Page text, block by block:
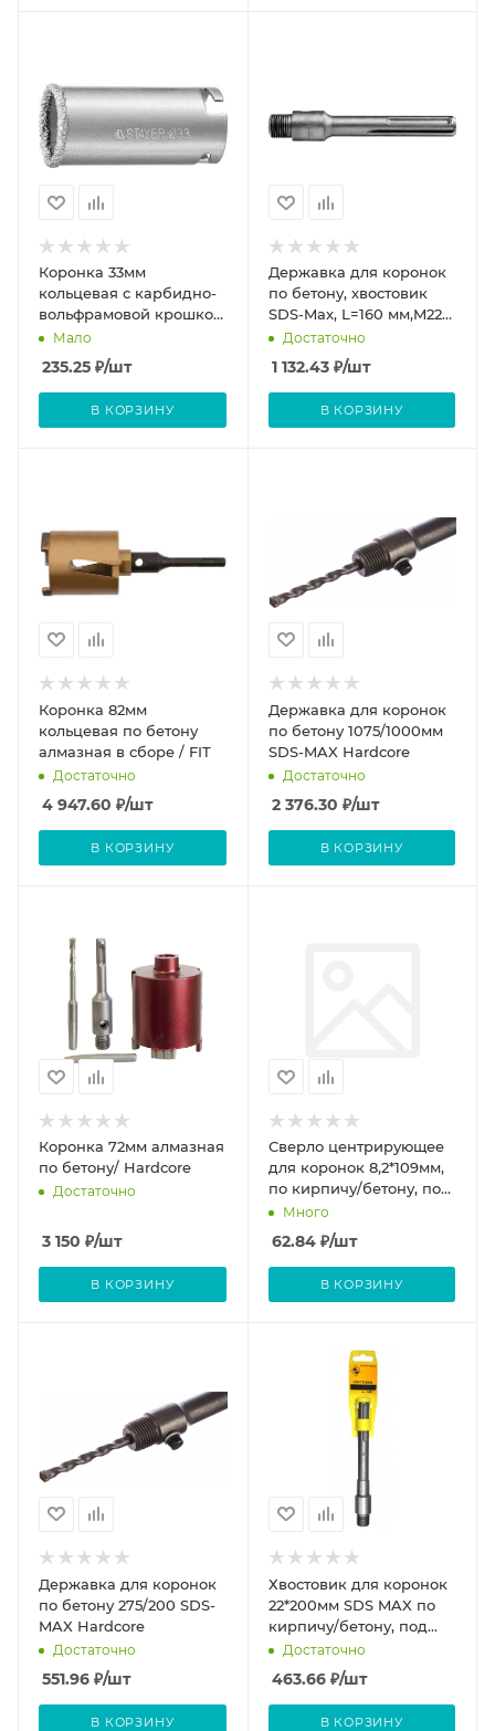
Коронка 33мм
кольцевая с карбидно-
вольфрамовой крошкой
/STAYER PROFESSIONAL
Мало
235.25 ₽/шт
В КОРЗИНУ
Державка для коронок
по бетону, хвостовик
SDS-Max, L=160 мм,M22
ЗУБР "Профессионал"
Достаточно
1 132.43₽/шт
В КОРЗИНУ
Коронка 82мм
кольцевая по бетону
алмазная в сборе / FIT
Достаточно
4 947.60 ₽/шт
В КОРЗИНУ
Державка для коронок
по бетону 1075/1000мм
SDS-MAX Hardcore
Достаточно
2 376.30 ₽/шт
В КОРЗИНУ
Коронка 72мм алмазная
по бетону/ Hardcore
Достаточно
3 150 ₽/шт
В КОРЗИНУ
Сверло центрирующее
для коронок 8,2*109мм,
по кирпичу/бетону, под
дрель/Энкор
Много
62.84₽/шт
В КОРЗИНУ
Державка для коронок
по бетону 275/200 SDS-
MAX Hardcore
Достаточно
551.96 ₽/шт
В КОРЗИНУ
Хвостовик для коронок
22*200мм SDS MAX по
кирпичу/бетону, под
перфоратор Энкор
Достаточно
463.66₽/шт
В КОРЗИНУ